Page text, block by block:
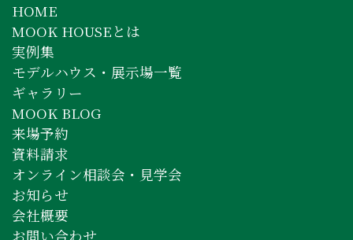
HOME
MOOK HOUSEとは
実例集
モデルハウス・展示場一覧
ギャラリー
MOOK BLOG
来場予約
資料請求
オンライン相談会・見学会
お知らせ
会社概要
お問い合わせ